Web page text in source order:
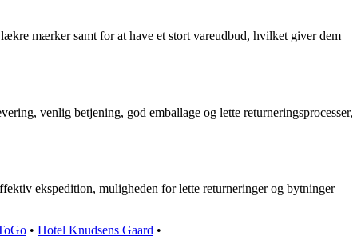
mærker samt for at have et stort vareudbud, hvilket giver dem
venlig betjening, god emballage og lette returneringsprocesser,
ekspedition, muligheden for lette returneringer og bytninger
• Hotel Knudsens Gaard •